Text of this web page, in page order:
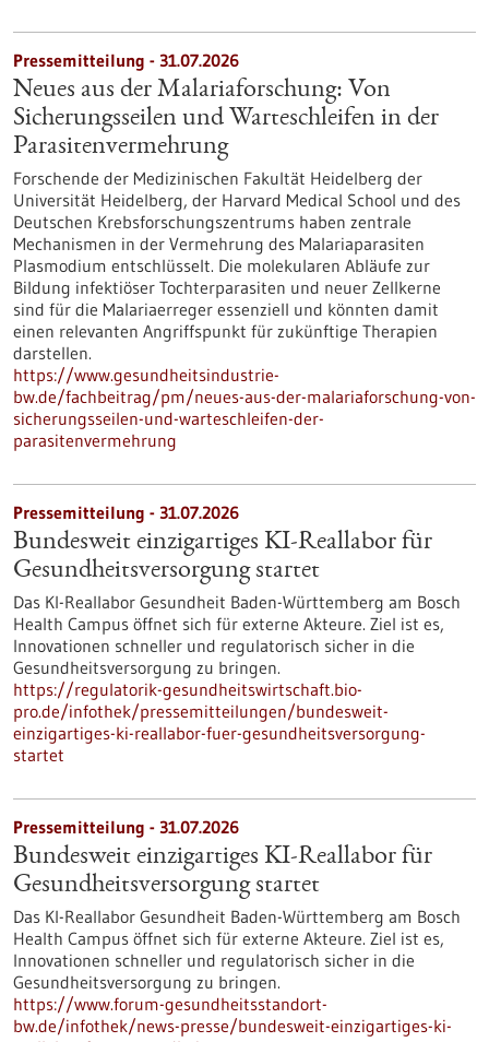
Pressemitteilung - 31.07.2026
Neues aus der Malariaforschung: Von
Sicherungsseilen und Warteschleifen in der
Parasitenvermehrung
Forschende der Medizinischen Fakultät Heidelberg der
Universität Heidelberg, der Harvard Medical School und des
Deutschen Krebsforschungszentrums haben zentrale
Mechanismen in der Vermehrung des Malariaparasiten
Plasmodium entschlüsselt. Die molekularen Abläufe zur
Bildung infektiöser Tochterparasiten und neuer Zellkerne
sind für die Malariaerreger essenziell und könnten damit
einen relevanten Angriffspunkt für zukünftige Therapien
darstellen.
https://www.gesundheitsindustrie-
bw.de/fachbeitrag/pm/neues-aus-der-malariaforschung-von-
sicherungsseilen-und-warteschleifen-der-
parasitenvermehrung
Pressemitteilung - 31.07.2026
Bundesweit einzigartiges KI-Reallabor für
Gesundheits­versorgung startet
Das KI-Reallabor Gesundheit Baden-Württemberg am Bosch
Health Campus öffnet sich für externe Akteure. Ziel ist es,
Innovationen schneller und regulatorisch sicher in die
Gesundheitsversorgung zu bringen.
https://regulatorik-gesundheitswirtschaft.bio-
pro.de/infothek/pressemitteilungen/bundesweit-
einzigartiges-ki-reallabor-fuer-gesundheitsversorgung-
startet
Pressemitteilung - 31.07.2026
Bundesweit einzigartiges KI-Reallabor für
Gesundheits­versorgung startet
Das KI-Reallabor Gesundheit Baden-Württemberg am Bosch
Health Campus öffnet sich für externe Akteure. Ziel ist es,
Innovationen schneller und regulatorisch sicher in die
Gesundheitsversorgung zu bringen.
https://www.forum-gesundheitsstandort-
bw.de/infothek/news-presse/bundesweit-einzigartiges-ki-